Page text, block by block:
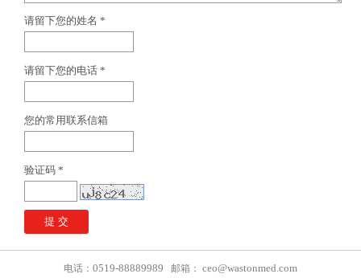
请留下您的姓名 *
请留下您的电话 *
您的常用联系信箱
验证码 *
电话： 0519-88889989 邮箱： ceo@wastonmed.com